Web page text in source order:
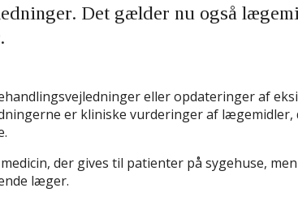
Det gælder nu også
eller opdateringer af
er kliniske vurderinger af lægemidler,
der gives til patienter på sygehuse,
læger.